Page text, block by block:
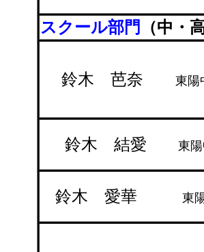
スクール部門 （中・
鈴木 芭奈 東陽
鈴木 結愛 東陽
鈴木 愛華 東